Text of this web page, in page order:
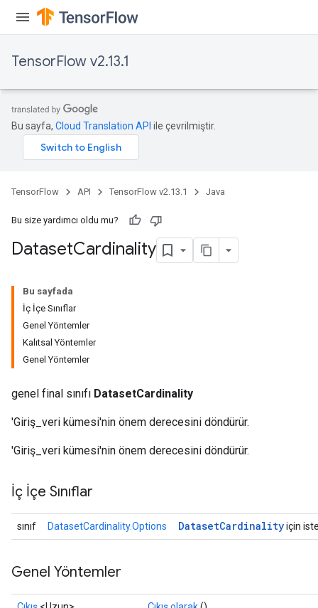
TensorFlow v2.13.1
Bu sayfa, Cloud Translation API ile çevrilmiştir.
TensorFlow API TensorFlow v2.13.1 Java
Bu size yardımcı oldu mu?
DatasetCardinality
Bu sayfada
İç İçe Sınıflar
Genel Yöntemler
Kalıtsal Yöntemler
Genel Yöntemler
genel final sınıfı DatasetCardinality
'Giriş_veri kümesi'nin önem derecesini döndürür.
'Giriş_veri kümesi'nin önem derecesini döndürür.
İç İçe Sınıflar
sınıf DatasetCardinality.Options DatasetCardinalityiçin
Genel Yöntemler